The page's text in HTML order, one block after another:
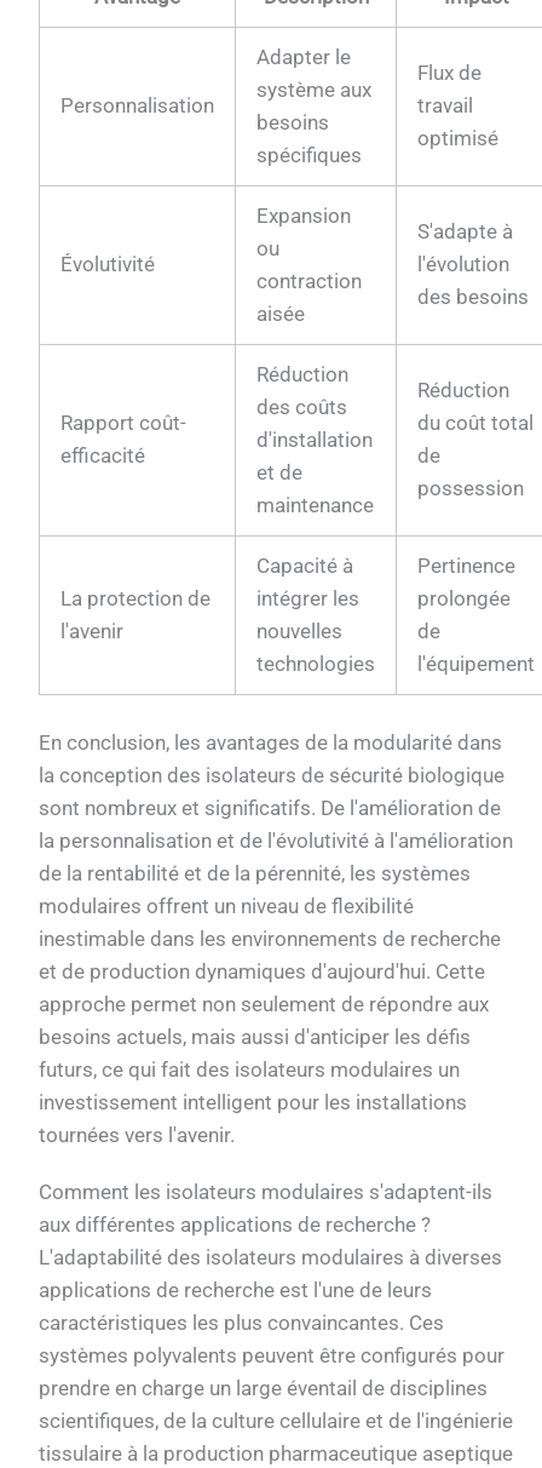
Personnalisation
Adapter le
système aux
besoins
spécifiques
Flux de
travail
optimisé
Évolutivité
Expansion
ou
contraction
aisée
S'adapte à
l'évolution
des besoins
Rapport coût-
efficacité
Réduction
des coûts
d'installation
et de
maintenance
Réduction
du coût total
de
possession
La protection de
l'avenir
Capacité à
intégrer les
nouvelles
technologies
Pertinence
prolongée
de
l'équipement
En conclusion, les avantages de la modularité dans
la conception des isolateurs de sécurité biologique
sont nombreux et significatifs. De l'amélioration de
la personnalisation et de l'évolutivité à l'amélioration
de la rentabilité et de la pérennité, les systèmes
modulaires offrent un niveau de flexibilité
inestimable dans les environnements de recherche
et de production dynamiques d'aujourd'hui. Cette
approche permet non seulement de répondre aux
besoins actuels, mais aussi d'anticiper les défis
futurs, ce qui fait des isolateurs modulaires un
investissement intelligent pour les installations
tournées vers l'avenir.
Comment les isolateurs modulaires s'adaptent-ils
aux différentes applications de recherche ?
L'adaptabilité des isolateurs modulaires à diverses
applications de recherche est l'une de leurs
caractéristiques les plus convaincantes. Ces
systèmes polyvalents peuvent être configurés pour
prendre en charge un large éventail de disciplines
scientifiques, de la culture cellulaire et de l'ingénierie
tissulaire à la production pharmaceutique aseptique